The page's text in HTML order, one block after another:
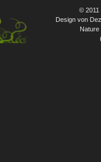
© 2011
Design von
Nature